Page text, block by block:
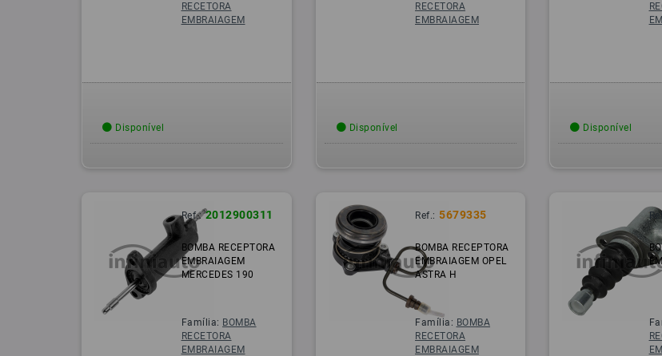
RECETORA
EMBRAIAGEM
Disponível
RECETORA
EMBRAIAGEM
Disponível Disponível
Ref.: 2012900311
BOMBA RECEPTORA
EMBRAIAGEM
MERCEDES 190
Família: BOMBA
RECETORA
EMBRAIAGEM
Ref.: 5679335
BOMBA RECEPTORA
EMBRAIAGEM OPEL
ASTRA H
Família: BOMBA
RECETORA
EMBRAIAGEM